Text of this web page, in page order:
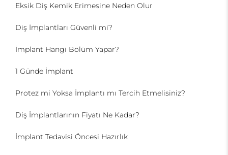
Eksik Diş Kemik Erimesine Neden Olur
Diş İmplantları Güvenli mi?
İmplant Hangi Bölüm Yapar?
1 Günde İmplant
Protez mi Yoksa İmplantı mı Tercih Etmelisiniz?
Diş İmplantlarının Fiyatı Ne Kadar?
İmplant Tedavisi Öncesi Hazırlık